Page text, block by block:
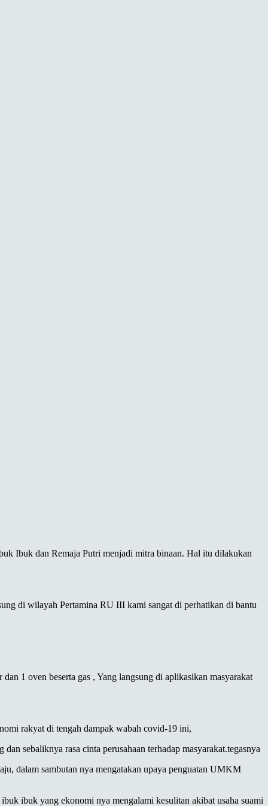
Ibuk dan Remaja Putri menjadi mitra binaan. Hal itu dilakukan
di wilayah Pertamina RU III kami sangat di perhatikan di bantu
1 oven beserta gas , Yang langsung di aplikasikan masyarakat
rakyat di tengah dampak wabah covid-19 ini,
sebaliknya rasa cinta perusahaan terhadap masyarakat.tegasnya
dalam sambutan nya mengatakan upaya penguatan UMKM
ibuk yang ekonomi nya mengalami kesulitan akibat usaha suami